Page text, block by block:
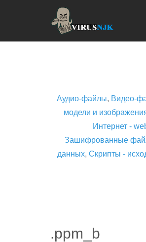
Аудио-файлы, Видео-
модели и
Интернет -
Зашифрованные
данных, Скрипты -
.ppm_b